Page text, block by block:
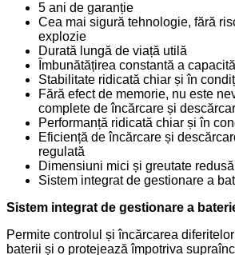
5 ani de garanție
Cea mai sigură tehnologie, fără
explozie
Durată lungă de viață utilă
Îmbunătățirea constantă a
Stabilitate ridicată chiar și în
Fără efect de memorie, nu este
complete de încărcare și
Performanță ridicată chiar și în
Eficiență de încărcare și
regulată
Dimensiuni mici și greutate redusă
Sistem integrat de gestionare a
Sistem integrat de gestionare a
Permite controlul și încărcarea
baterii și o protejează împotriva